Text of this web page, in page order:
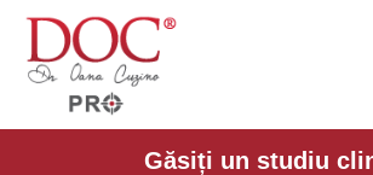
Găsiți un studiu